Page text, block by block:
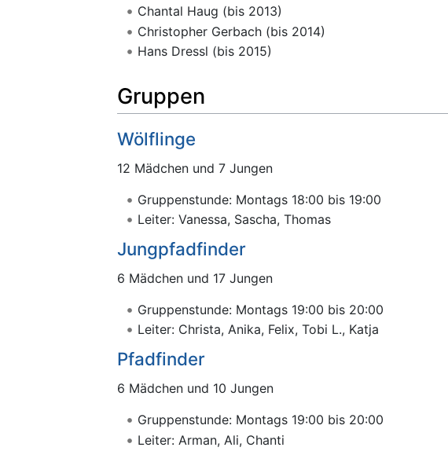
Chantal Haug (bis 2013)
Christopher Gerbach (bis 2014)
Hans Dressl (bis 2015)
Gruppen
Wölflinge
12 Mädchen und 7 Jungen
Gruppenstunde: Montags 18:00 bis 19:00
Leiter: Vanessa, Sascha, Thomas
Jungpfadfinder
6 Mädchen und 17 Jungen
Gruppenstunde: Montags 19:00 bis 20:00
Leiter: Christa, Anika, Felix, Tobi L., Katja
Pfadfinder
6 Mädchen und 10 Jungen
Gruppenstunde: Montags 19:00 bis 20:00
Leiter: Arman, Ali, Chanti